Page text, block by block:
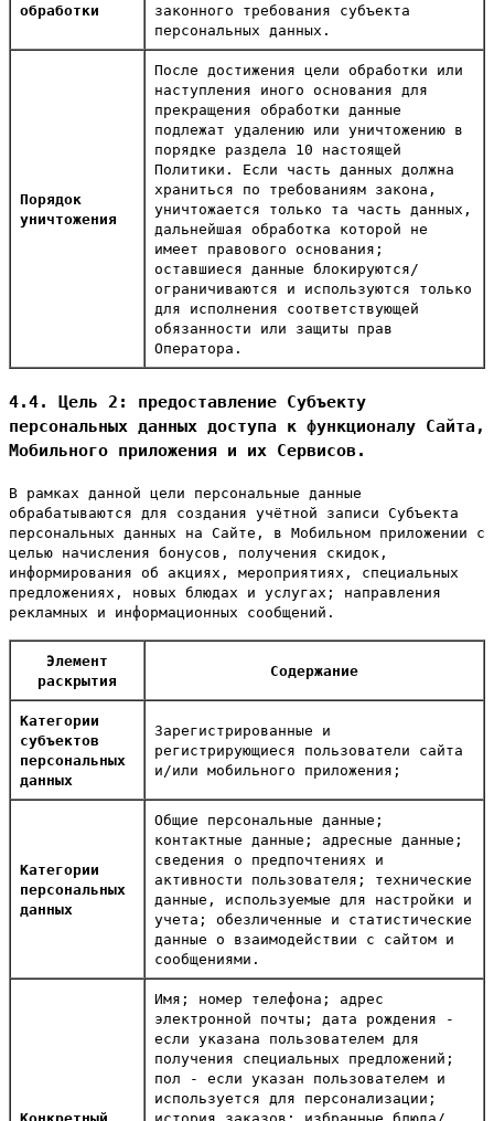
обработки
законного требования субъекта
персональных данных.
Порядок
уничтожения
После достижения цели обработки или
наступления иного основания для
прекращения обработки данные
подлежат удалению или уничтожению в
порядке раздела 10 настоящей
Политики. Если часть данных должна
храниться по требованиям закона,
уничтожается только та часть данных,
дальнейшая обработка которой не
имеет правового основания;
оставшиеся данные блокируются/
ограничиваются и используются только
для исполнения соответствующей
обязанности или защиты прав
Оператора.
4.4. Цель 2: предоставление Субъекту
персональных данных доступа к функционалу Сайта,
Мобильного приложения и их Сервисов.
В рамках данной цели персональные данные
обрабатываются для создания учётной записи Субъекта
персональных данных на Сайте, в Мобильном приложении с
целью начисления бонусов, получения скидок,
информирования об акциях, мероприятиях, специальных
предложениях, новых блюдах и услугах; направления
рекламных и информационных сообщений.
Элемент
раскрытия
Содержание
Категории
субъектов
персональных
данных
Зарегистрированные и
регистрирующиеся пользователи сайта
и/или мобильного приложения;
Категории
персональных
данных
Общие персональные данные;
контактные данные; адресные данные;
сведения о предпочтениях и
активности пользователя; технические
данные, используемые для настройки и
учета; обезличенные и статистические
данные о взаимодействии с сайтом и
сообщениями.
Имя; номер телефона; адрес
электронной почты; дата рождения -
если указана пользователем для
получения специальных предложений;
пол - если указан пользователем и
используется для персонализации;